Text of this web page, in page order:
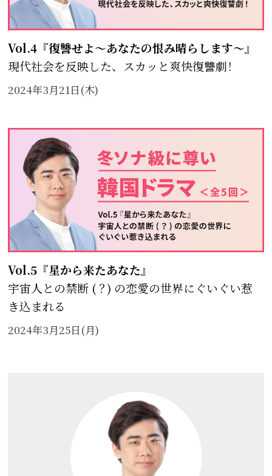
Vol.4『復讐せよ～あなたの恨み晴らします～』
現代社会を反映した、スカッと爽快復讐劇！
2024年3月21日(木)
Vol.5『星から来たあなた』
宇宙人との禁断 ( ？) の恋愛の世界にぐいぐい惹
き込まれる
2024年3月25日(月)